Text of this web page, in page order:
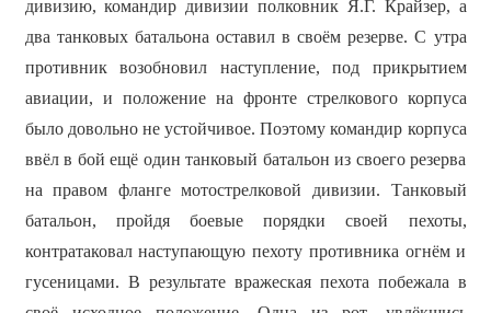
дивизию, командир дивизии полковник Я.Г. Крайзер, а
два танковых батальона оставил в своём резерве. С утра
противник возобновил наступление, под прикрытием
авиации, и положение на фронте стрелкового корпуса
было довольно не устойчивое. Поэтому командир корпуса
ввёл в бой ещё один танковый батальон из своего резерва
на правом фланге мотострелковой дивизии. Танковый
батальон, пройдя боевые порядки своей пехоты,
контратаковал наступающую пехоту противника огнём и
гусеницами. В результате вражеская пехота побежала в